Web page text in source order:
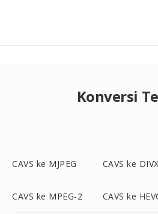
Konversi
CAVS ke MJPEG CAVS ke DIVX
CAVS ke MPEG-2 CAVS ke